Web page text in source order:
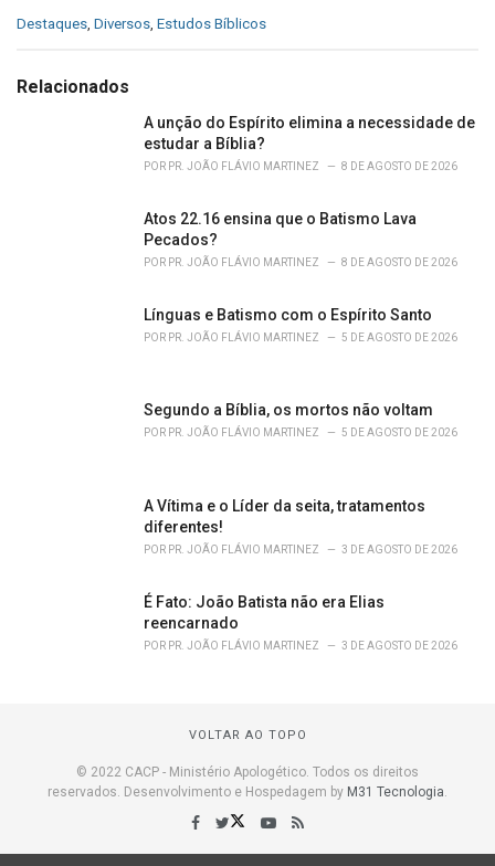
C
e
Destaques, Diversos, Estudos Bíblicos
Relacionados
A unção do Espírito elimina a necessidade de
estudar a Bíblia?
POR PR. JOÃO FLÁVIO MARTINEZ 8 DE AGOSTO DE 2026
Atos 22.16 ensina que o Batismo Lava
Pecados?
POR PR. JOÃO FLÁVIO MARTINEZ 8 DE AGOSTO DE 2026
Línguas e Batismo com o Espírito Santo
POR PR. JOÃO FLÁVIO MARTINEZ 5 DE AGOSTO DE 2026
Segundo a Bíblia, os mortos não voltam
POR PR. JOÃO FLÁVIO MARTINEZ 5 DE AGOSTO DE 2026
A Vítima e o Líder da seita, tratamentos
diferentes!
POR PR. JOÃO FLÁVIO MARTINEZ 3 DE AGOSTO DE 2026
É Fato: João Batista não era Elias
reencarnado
POR PR. JOÃO FLÁVIO MARTINEZ 3 DE AGOSTO DE 2026
VOLTAR AO TOPO
© 2022 CACP - Ministério Apologético. Todos os direitos
reservados. Desenvolvimento e Hospedagem by M31 Tecnologia.